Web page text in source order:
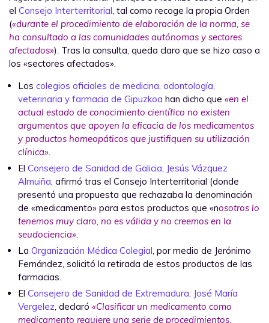
el Consejo Interterritorial, tal como recoge la propia Orden
(«durante el procedimiento de elaboración de la norma, se
ha consultado a las comunidades autónomas y sectores
afectados»). Tras la consulta, queda claro que se hizo caso a
los «sectores afectados».
Los colegios oficiales de medicina, odontología,
veterinaria y farmacia de Gipuzkoa han dicho que «en el
actual estado de conocimiento científico no existen
argumentos que apoyen la eficacia de los medicamentos
y productos homeopáticos que justifiquen su utilización
clínica».
El Consejero de Sanidad de Galicia, Jesús Vázquez
Almuiña, afirmó tras el Consejo Interterritorial (donde
presentó una propuesta que rechazaba la denominación
de «medicamento» para estos productos que «nosotros lo
tenemos muy claro, no es válida y no creemos en la
seudociencia».
La Organización Médica Colegial, por medio de Jerónimo
Fernández, solicitó la retirada de estos productos de las
farmacias.
El Consejero de Sanidad de Extremadura, José María
Vergelez, declaró «Clasificar un medicamento como
medicamento requiere una serie de procedimientos,